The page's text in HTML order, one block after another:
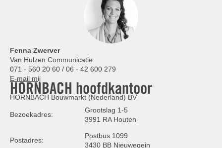
Fenna Zwerver
Van Hulzen Communicatie
071 - 560 20 60 / 06 - 42 600 279
E-mail mij
HORNBACH hoofdkantoor
HORNBACH Bouwmarkt (Nederland) BV
Bezoekadres:
Grootslag 1-5
3991 RA Houten
Postadres:
Postbus 1099
3430 BB Nieuwegein